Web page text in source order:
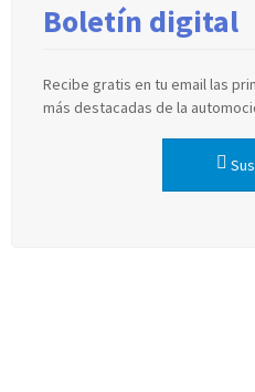
Boletín digital
Recibe gratis en tu email las
más destacadas de la